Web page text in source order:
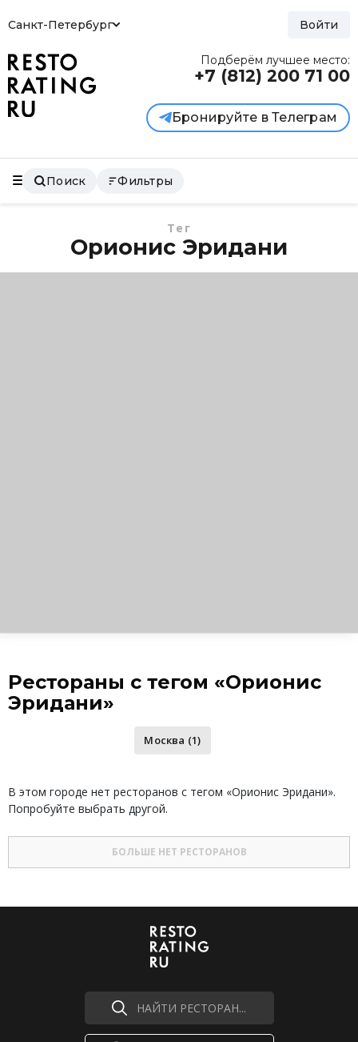
Санкт-Петербург Войти
Подберём лучшее место:
+7 (812) 200 71 00
Бронируйте в Телеграм
Поиск Фильтры
Тег
Орионис Эридани
Рестораны с тегом «Орионис
Эридани»
Москва (1)
В этом городе нет ресторанов с тегом «Орионис Эридани».
Попробуйте выбрать другой.
БОЛЬШЕ НЕТ РЕСТОРАНОВ
НАЙТИ РЕСТОРАН...